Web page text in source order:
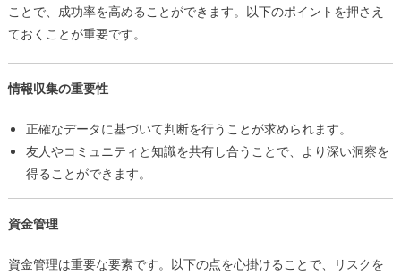
ことで、成功率を高めることができます。以下のポイントを押さえ
ておくことが重要です。
情報収集の重要性
正確なデータに基づいて判断を行うことが求められます。
友人やコミュニティと知識を共有し合うことで、より深い洞察を
得ることができます。
資金管理
資金管理は重要な要素です。以下の点を心掛けることで、リスクを